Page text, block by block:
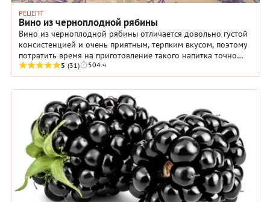
РЕЦЕПТ
Вино из черноплодной рябины
Вино из черноплодной рябины отличается довольно густой
консистенцией и очень приятным, терпким вкусом, поэтому
потратить время на приготовление такого напитка точно
стоит. Особенно если вы любите ...
5 (31) 504 ч